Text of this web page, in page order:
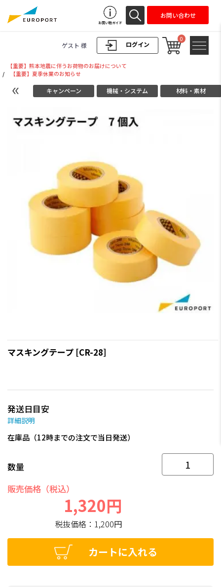
ログイン
ゲスト 様
0
お買い物ガイド
お問い合わせ
【重要】熊本地震に伴うお荷物のお届けについて
/
【重要】夏季休業のお知らせ
キャンペーン 機械・システム 材料・素材
マスキングテープ [CR-28]
発送日目安
詳細説明
在庫品（12時までの注文で当日発送）
数量
販売価格（税込）
1,320円
税抜価格： 1,200円
カートに入れる